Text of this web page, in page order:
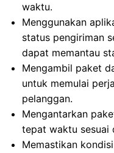
waktu.
Menggunakan
status pengiriman
dapat memantau
Mengambil paket
untuk memulai
pelanggan.
Mengantarkan
tepat waktu sesuai
Memastikan